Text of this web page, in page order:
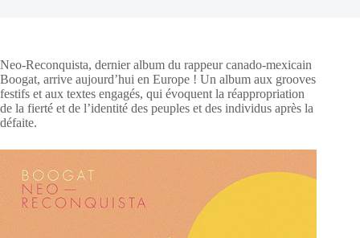
Neo-Reconquista, dernier album du rappeur canado-mexicain
Boogat, arrive aujourd’hui en Europe ! Un album aux grooves
festifs et aux textes engagés, qui évoquent la réappropriation
de la fierté et de l’identité des peuples et des individus après la
défaite.